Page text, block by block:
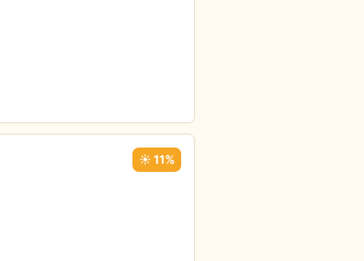
☀️ 11%